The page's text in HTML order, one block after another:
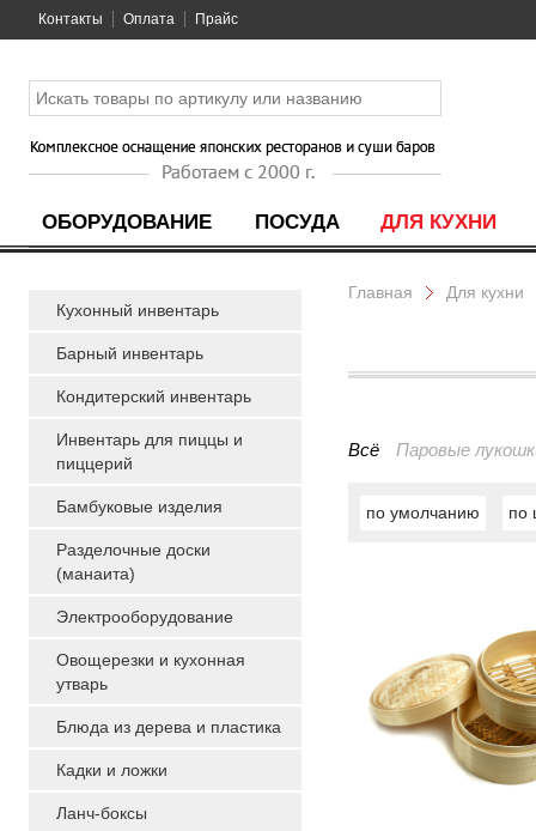
Контакты Оплата Прайс
ОБОРУДОВАНИЕ ПОСУДА ДЛЯ КУХНИ
Кухонный инвентарь
Барный инвентарь
Кондитерский инвентарь
Инвентарь для пиццы и
пиццерий
Бамбуковые изделия
Разделочные доски
(манаита)
Электрооборудование
Овощерезки и кухонная
утварь
Блюда из дерева и пластика
Кадки и ложки
Ланч-боксы
Главная Для кухни
Всё Паровые
по умолчанию по